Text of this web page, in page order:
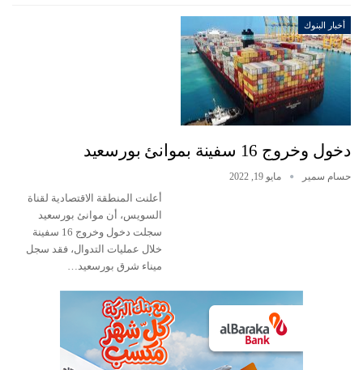
أخبار البنوك
دخول وخروج 16 سفينة بموانئ بورسعيد
حسام سمير مايو 19, 2022
أعلنت المنطقة الاقتصادية لقناة
السويس، أن موانئ بورسعيد
سجلت دخول وخروج 16 سفينة
خلال عمليات التدوال، فقد سجل
ميناء شرق بورسعيد…